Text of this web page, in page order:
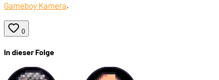
Gameboy Kamera.
0
In dieser Folge